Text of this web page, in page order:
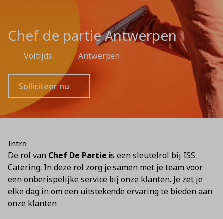
Chef de partie Antwerpen
Voltijds Antwerpen
Solliciteer nu
Intro
De rol van Chef De Partie is een sleutelrol bij ISS
Catering. In deze rol zorg je samen met je team voor
een onberispelijke service bij onze klanten. Je zet je
elke dag in om een uitstekende ervaring te bieden aan
onze klanten